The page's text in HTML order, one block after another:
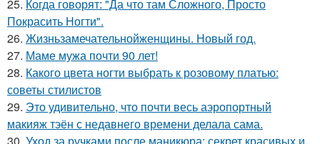
25. Когда говорят: "Да что там Сложного, Просто
Покрасить Ногти".
26. Жизньзамечательнойженщины. Новый год.
27. Маме мужа почти 90 лет!
28. Какого цвета ногти выбрать к розовому платью:
советы стилистов
29. Это удивительно, что почти весь аэропортный
макияж тэён с недавнего времени делала сама.
30. Уход за ручками после маникюра: секрет красивых и